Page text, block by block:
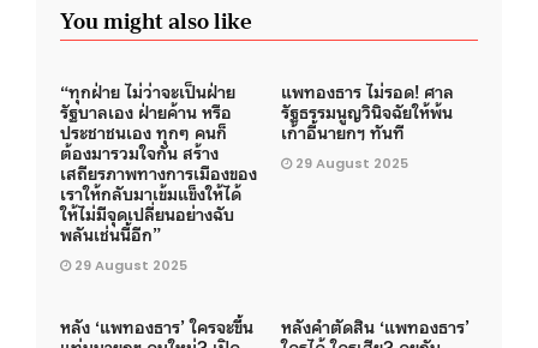
You might also like
“ทุกฝ่าย ไม่ว่าจะเป็นฝ่าย
รัฐบาลเอง ฝ่ายค้าน หรือ
ประชาชนเอง ทุกๆ คนก็
ต้องมารวมใจกัน สร้าง
เสถียรภาพทางการเมืองของ
เราให้กลับมาเข้มแข็งให้ได้
ให้ไม่มีจุดเปลี่ยนอย่างฉับ
พลันเช่นนี้อีก”
29 August 2025
แพทองธาร ไม่รอด! ศาล
รัฐธรรมนูญวินิจฉัยให้พ้น
เก้าอี้นายกฯ ทันที
29 August 2025
หลัง ‘แพทองธาร’ ใครจะขึ้น
หลังคำตัดสิน ‘แพทองธาร’